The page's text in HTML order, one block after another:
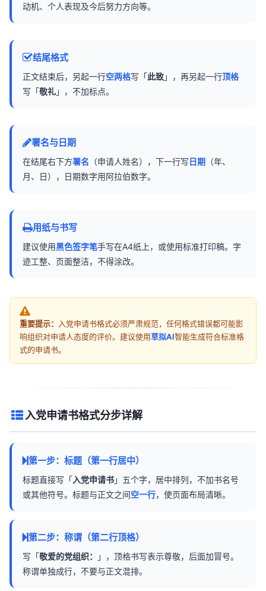
动机、个人表现及今后努力方向等。
结尾格式
正文结束后，另起一行空两格写「此致」，再另起一行顶格
写「敬礼」，不加标点。
署名与日期
在结尾右下方署名 （申请人姓名），下一行写日期 （年、
月、日），日期数字用阿拉伯数字。
用纸与书写
建议使用黑色签字笔手写在A4纸上，或使用标准打印稿。字
迹工整、页面整洁，不得涂改。
重要提示：
入党申请书格式必须严肃规范，任何格式错误都可能影
响组织对申请人态度的评价。建议使用草拟AI智能生成符合标准格
式的申请书。
入党申请书格式分步详解
第一步：标题（第一行居中）
标题直接写「入党申请书」五个字，居中排列，不加书名号
或其他符号。标题与正文之间空一行，使页面布局清晰。
第二步：称谓（第二行顶格）
写「敬爱的党组织：
」，顶格书写表示尊敬，后面加冒号。
称谓单独成行，不要与正文混排。